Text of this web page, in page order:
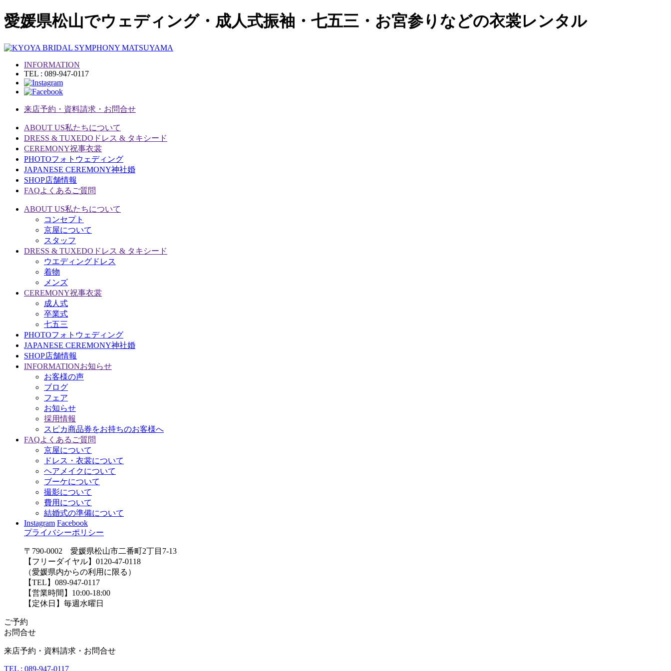
愛媛県松山でウェディング・成人式振袖・七五三・お宮参りなどの衣裳レンタル
INFORMATION
TEL : 089-947-0117
来店予約・資料請求・お問合せ
ABOUT US私たちについて
DRESS & TUXEDO ドレス & タキシード
CEREMONY祝事衣裳
PHOTOフォトウェディング
JAPANESE CEREMONY神社婚
SHOP店舗情報
FAQよくあるご質問
ABOUT US私たちについて
コンセプト
京屋について
スタッフ
DRESS & TUXEDO ドレス & タキシード
ウエディングドレス
着物
メンズ
CEREMONY祝事衣裳
成人式
卒業式
七五三
PHOTOフォトウェディング
JAPANESE CEREMONY神社婚
SHOP店舗情報
INFORMATIONお知らせ
お客様の声
ブログ
フェア
お知らせ
採用情報
スピカ商品券をお持ちのお客様へ
FAQよくあるご質問
京屋について
ドレス・衣裳について
ヘアメイクについて
ブーケについて
撮影について
費用について
結婚式の準備について
Instagram Facebook
プライバシーポリシー
〒790-0002 愛媛県松山市二番町2丁目7-13
【フリーダイヤル】0120-47-0118
（愛媛県内からの利用に限る）
【TEL】089-947-0117
【営業時間】10:00-18:00
【定休日】毎週水曜日
ご予約
お問合せ
来店予約・資料請求・お問合せ
TEL : 089-947-0117